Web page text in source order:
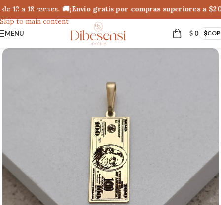
Skip to navigation
Skip to main content
12 a 18 meses. 🚚¡Envío gratis por compras superiores a
MENU $0 $COP